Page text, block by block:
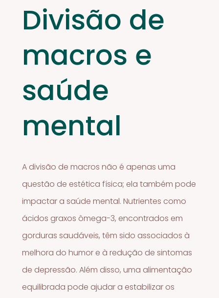
Divisão de
macros e
saúde
mental
A divisão de macros não é apenas uma
questão de estética física; ela também pode
impactar a saúde mental. Nutrientes como
ácidos graxos ômega-3, encontrados em
gorduras saudáveis, têm sido associados à
melhora do humor e à redução de sintomas
de depressão. Além disso, uma alimentação
equilibrada pode ajudar a estabilizar os